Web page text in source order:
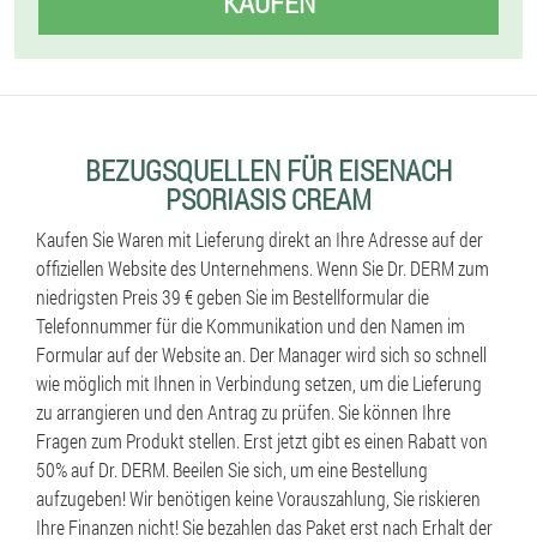
BEZUGSQUELLEN FÜR EISENACH
PSORIASIS CREAM
Kaufen Sie Waren mit Lieferung direkt an Ihre Adresse auf der
offiziellen Website des Unternehmens. Wenn Sie Dr. DERM zum
niedrigsten Preis 39 € geben Sie im Bestellformular die
Telefonnummer für die Kommunikation und den Namen im
Formular auf der Website an. Der Manager wird sich so schnell
wie möglich mit Ihnen in Verbindung setzen, um die Lieferung
zu arrangieren und den Antrag zu prüfen. Sie können Ihre
Fragen zum Produkt stellen. Erst jetzt gibt es einen Rabatt von
50% auf Dr. DERM. Beeilen Sie sich, um eine Bestellung
aufzugeben! Wir benötigen keine Vorauszahlung, Sie riskieren
Ihre Finanzen nicht! Sie bezahlen das Paket erst nach Erhalt der